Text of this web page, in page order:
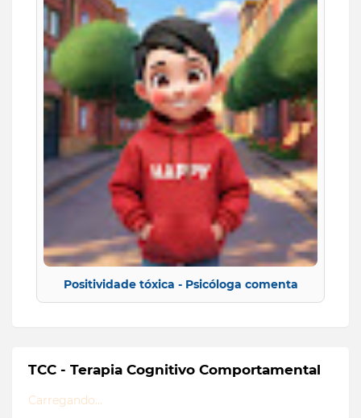
Positividade tóxica - Psicóloga comenta
TCC - Terapia Cognitivo Comportamental
Carregando...